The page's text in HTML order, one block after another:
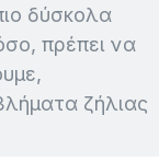
δύσκολα
πρέπει να
ζήλιας